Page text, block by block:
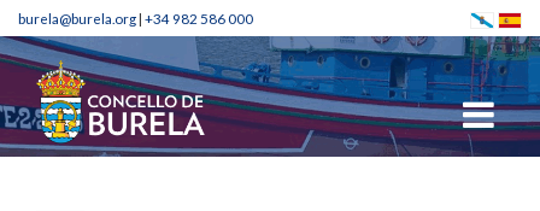
burela@burela.org| +34 982 586 000